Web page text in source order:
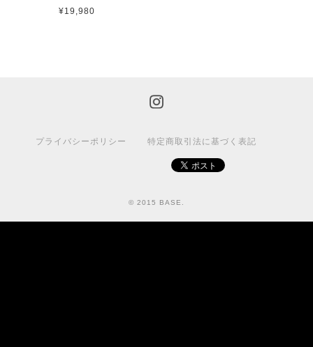
¥19,980
プライバシーポリシー 特定商取引法に基づく表記
© 2015 BASE.